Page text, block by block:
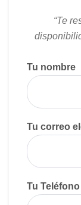
“Te
Tu nombre
Tu correo
Tu Teléfono